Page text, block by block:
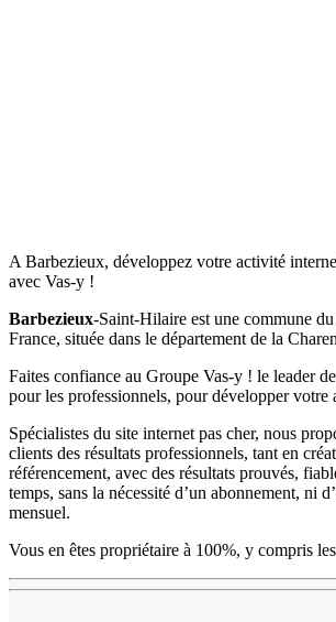
A Barbezieux, développez votre activité
avec Vas-y !
Barbezieux-Saint-Hilaire est une commune
France, située dans le département de la
Faites confiance au Groupe Vas-y ! le leader
pour les professionnels, pour développer votre
Spécialistes du site internet pas cher, nous
clients des résultats professionnels, tant en
référencement, avec des résultats prouvés,
temps, sans la nécessité d’un abonnement, ni
mensuel.
Vous en êtes propriétaire à 100%, y compris